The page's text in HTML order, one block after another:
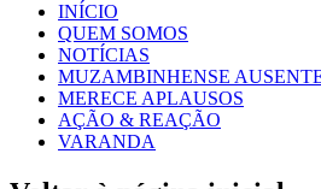
INÍCIO
QUEM SOMOS
NOTÍCIAS
MUZAMBINHENSE
MERECE APLAUSOS
AÇÃO & REAÇÃO
VARANDA